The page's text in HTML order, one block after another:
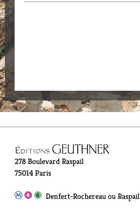
278 Boulevard Raspail
75014 Paris
Denfert-Rochereau ou Raspail